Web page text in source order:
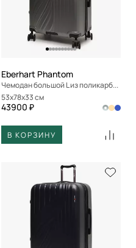
Eberhart Phantom
Чемодан большой L из поликарбоната
53x78x33 см
43900 ₽
В КОРЗИНУ